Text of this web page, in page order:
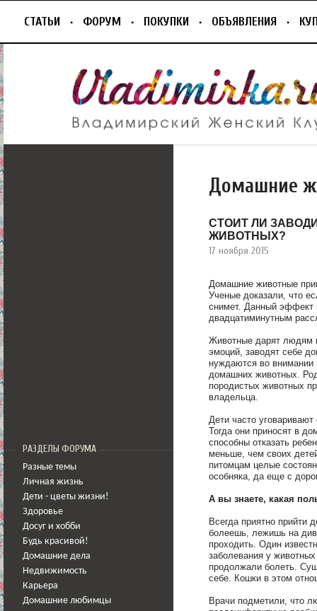
СТАТЬИ ФОРУМ ПОКУПКИ ОБЪЯВЛЕНИЯ
РАЗДЕЛЫ ФОРУМА
Разные темы
Личная жизнь
Дети - цветы жизни!
Здоровье
Досуг и хобби
Будь красивой!
Домашние дела
Недвижимость
Карьера
Домашние любимцы
Домашние
СТОИТ ЛИ
ЖИВОТНЫХ?
17 ноября 2015
Домашние животные
Ученые доказали, что
снимет. Данный эффект
двадцатиминутным
Животные дарят людям
эмоций, заводят себе
нуждаются во внимании
домашних животных.
породистых животных
владельца.
Дети часто
Тогда они приносят в
способны отказать
меньше, чем своих
питомцам целые
особняка, да еще с
А вы знаете, какая
Всегда приятно прийти
болеешь, лежишь на
проходить. Один
заболевания у
продолжали болеть.
себе. Кошки в этом
Врачи подметили, что